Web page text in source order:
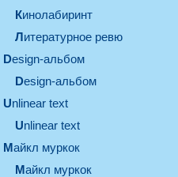
кинолабиринт
литературное ревю
design-альбом
design-альбом
unlinear text
Unlinear text
майкл муркок
майкл муркок